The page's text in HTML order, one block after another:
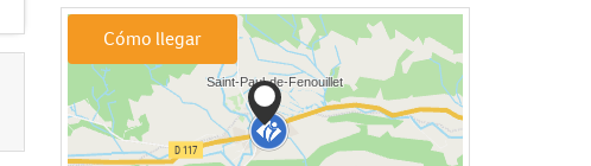
Cómo llegar